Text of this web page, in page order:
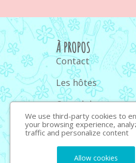
À PROPOS
Contact
Les hôtes
Quand donner un
bébé
Quel ours en
choisir : guide et
We use third-party cookies to
your browsing experience,
traffic and personalize content
Allow cookies